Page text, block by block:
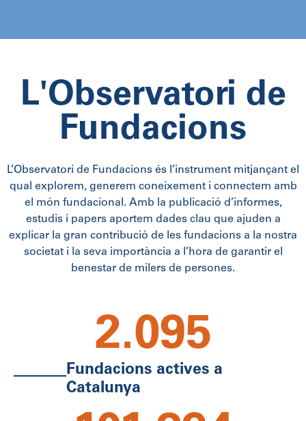
L'Observatori de
Fundacions
L’Observatori de Fundacions és l’instrument mitjançant el
qual explorem, generem coneixement i connectem amb
el món fundacional. Amb la publicació d’informes,
estudis i papers aportem dades clau que ajuden a
explicar la gran contribució de les fundacions a la nostra
societat i la seva importància a l’hora de garantir el
benestar de milers de persones.
Fundacions actives a
Catalunya
2.095